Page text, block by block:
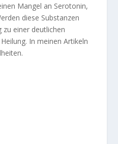
Mangel an Serotonin,
diese Substanzen
einer deutlichen
In meinen Artikeln